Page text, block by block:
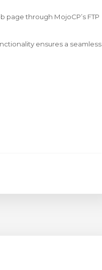
page through MojoCP’s FTP
ensures a seamless